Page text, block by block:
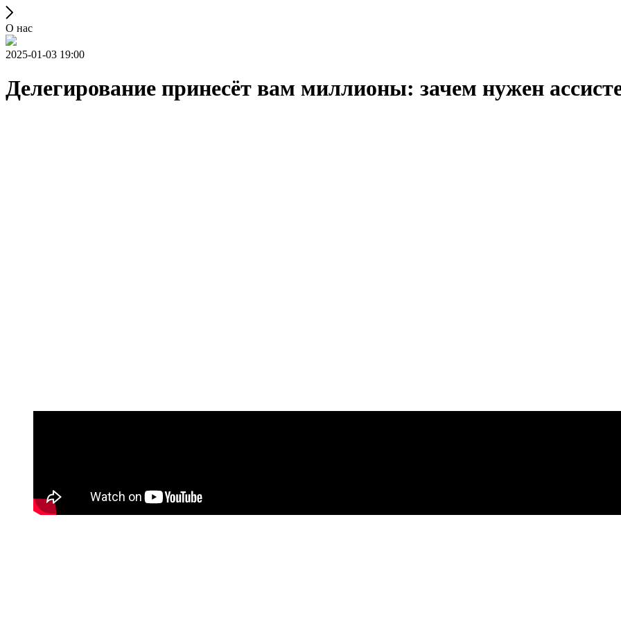
О нас
2025-01-03 19:00
Делегирование принесёт вам миллионы: зачем нужен